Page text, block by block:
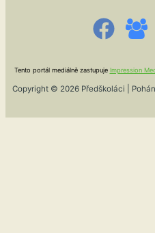
Tento portál mediálně zastupuje Impression
Copyright © 2026 Předškoláci |